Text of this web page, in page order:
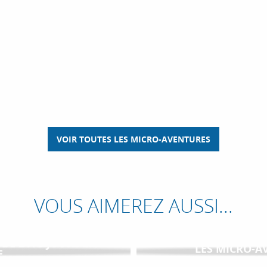
VOIR TOUTES LES MICRO-AVENTURES
VOUS AIMEREZ AUSSI...
LES MICRO-